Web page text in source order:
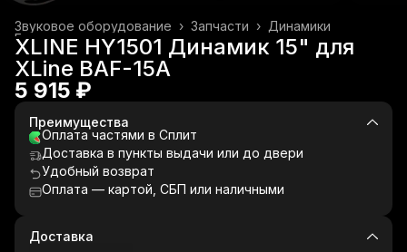
Динамики
Запчасти ›
Звуковое оборудование ›
Главная ›
XLINE HY1501 Динамик 15" для
XLine BAF-15A
5 915 ₽
Преимущества
Оплата частями в Сплит
Доставка в пункты выдачи или до двери
Удобный возврат
Оплата — картой, СБП или наличными
Доставка